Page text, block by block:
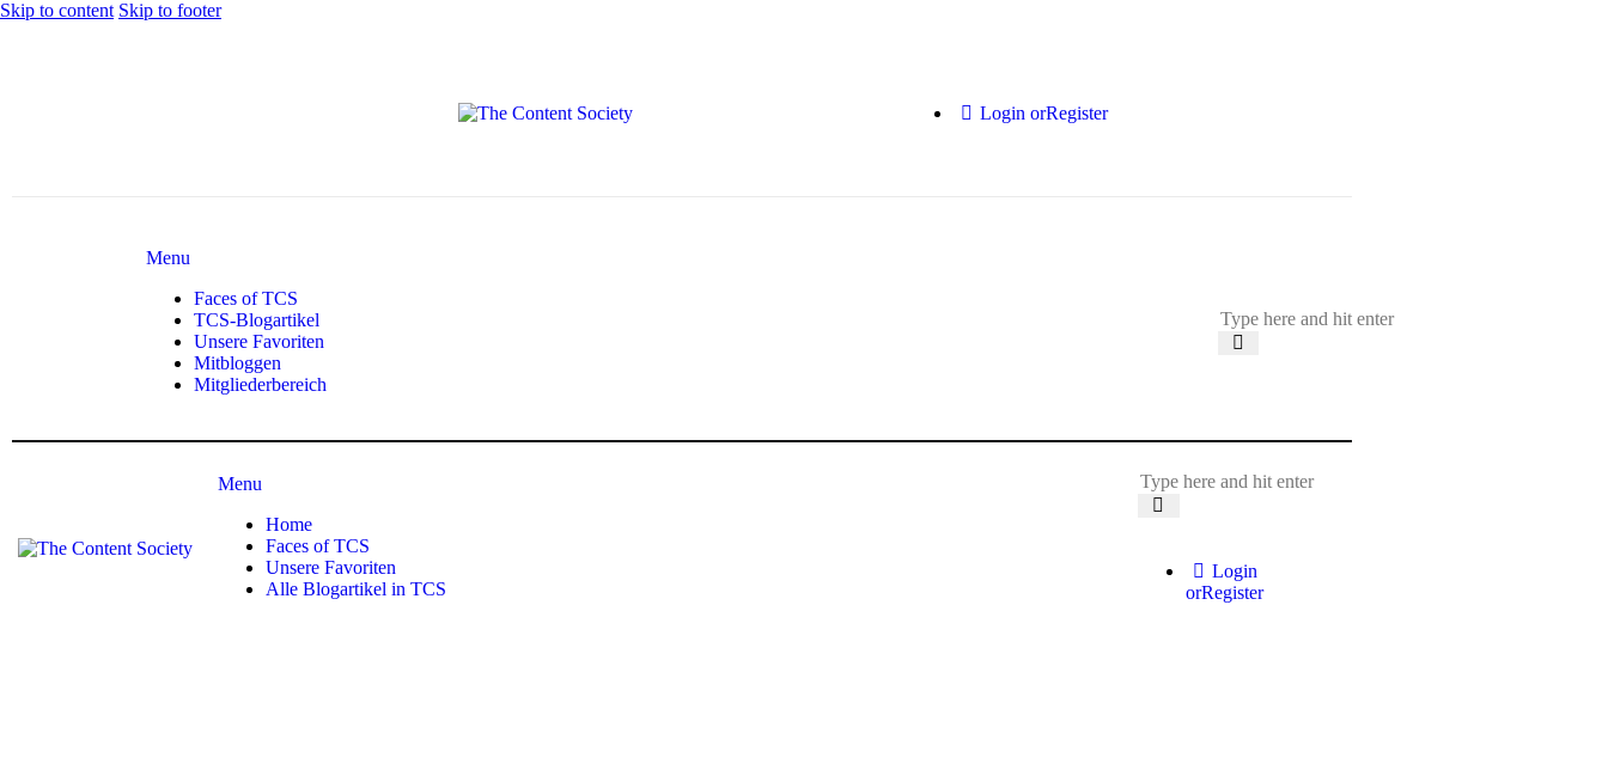
Skip to content Skip to footer
Login orRegister
Menu
Faces of TCS
TCS-Blogartikel
Unsere Favoriten
Mitbloggen
Mitgliederbereich
Menu
Home
Faces of TCS
Unsere Favoriten
Alle Blogartikel in TCS
Login
orRegister